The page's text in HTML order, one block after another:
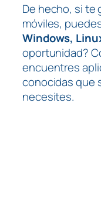
De hecho, si te
móviles,
Windows,
oportunidad?
encuentres
conocidas que
necesites.